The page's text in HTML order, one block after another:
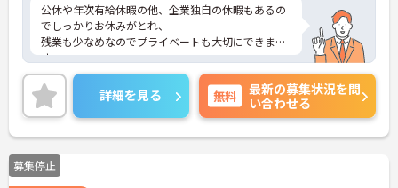
公休や年次有給休暇の他、企業独自の休暇もあるの
でしっかりお休みがとれ、
残業も少なめなのでプライベートも大切にできま
す。
ご興味ある方には、面接のポイントなど、さらに詳
細をお話致しますのでお気軽にご相談ください。
詳細を見る 無料
最新の募集状況を問
い合わせる
募集停止